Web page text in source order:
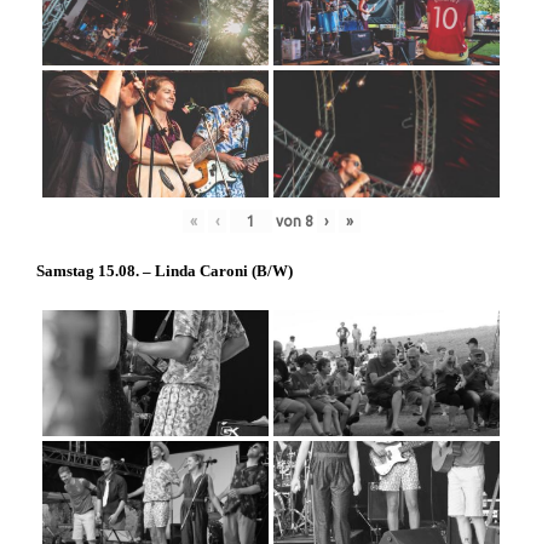
« ‹ von 8 › »
Samstag 15.08. – Linda Caroni (B/W)